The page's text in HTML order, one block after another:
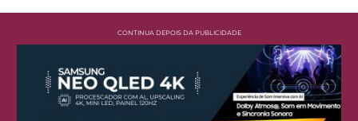
CONTINUA DEPOIS DA PUBLICIDADE